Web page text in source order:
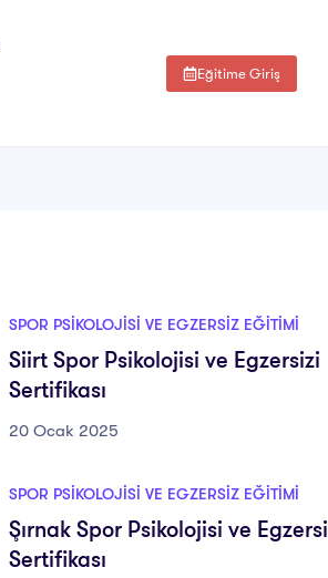
Eğitime Giriş
SPOR PSIKOLOJISI VE EGZERSIZ EĞITIMI
Siirt Spor Psikolojisi ve Egzersizi
Sertifikası
20 Ocak 2025
SPOR PSIKOLOJISI VE EGZERSIZ EĞITIMI
Şırnak Spor Psikolojisi ve
Sertifikası